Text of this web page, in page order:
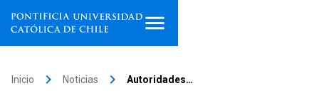
Inicio keyboard_arrow_right Noticias keyboard_arrow_right Autoridades…